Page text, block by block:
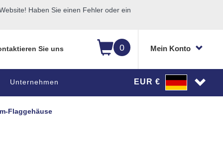
Haben Sie einen Fehler oder ein
0 Mein Konto
Sie uns
Unternehmen EUR €
Flaggehäuse